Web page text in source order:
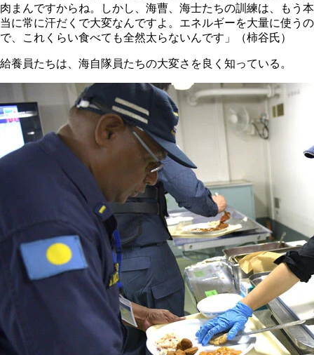
肉まんですからね。しかし、海曹、海士たちの訓練は、もう本
当に常に汗だくで大変なんですよ。エネルギーを大量に使うの
で、これくらい食べても全然太らないんです」（柿谷氏）
給養員たちは、海自隊員たちの大変さを良く知っている。